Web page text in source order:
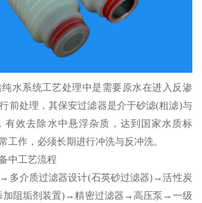
水系统工艺处理中是需要原水在进入反渗
前处理，其保安过滤器是介于砂滤(粗滤)与
有效去除水中悬浮杂质，达到国家水质标
工作，必须长期进行冲洗与反冲洗。
中工艺流程
介质过滤器设计(石英砂过滤器)→活性炭
加阻垢剂装置)→精密过滤器→高压泵→一级